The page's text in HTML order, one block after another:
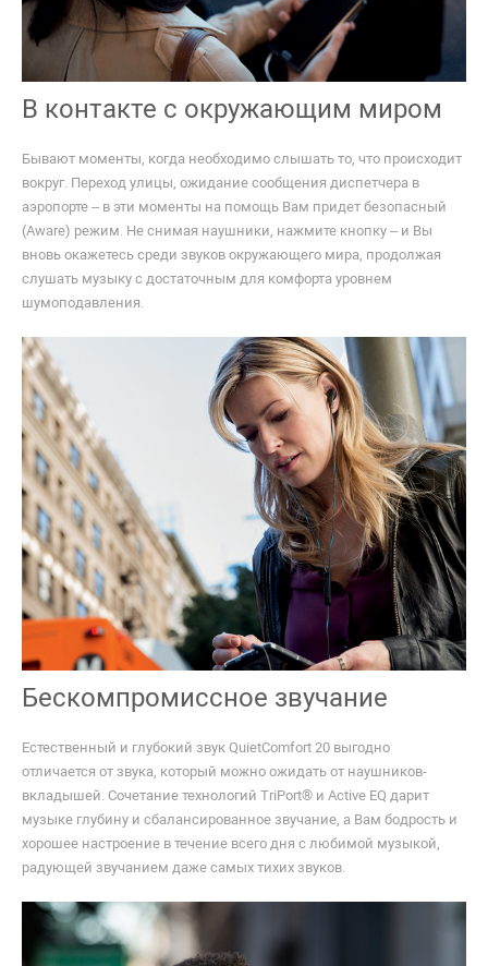
В контакте с окружающим миром
Бывают моменты, когда необходимо слышать то, что происходит
вокруг. Переход улицы, ожидание сообщения диспетчера в
аэропорте – в эти моменты на помощь Вам придет безопасный
(Aware) режим. Не снимая наушники, нажмите кнопку – и Вы
вновь окажетесь среди звуков окружающего мира, продолжая
слушать музыку с достаточным для комфорта уровнем
шумоподавления.
Бескомпромиссное звучание
Естественный и глубокий звук QuietComfort 20 выгодно
отличается от звука, который можно ожидать от наушников-
вкладышей. Сочетание технологий TriPort® и Active EQ дарит
музыке глубину и сбалансированное звучание, а Вам бодрость и
хорошее настроение в течение всего дня с любимой музыкой,
радующей звучанием даже самых тихих звуков.